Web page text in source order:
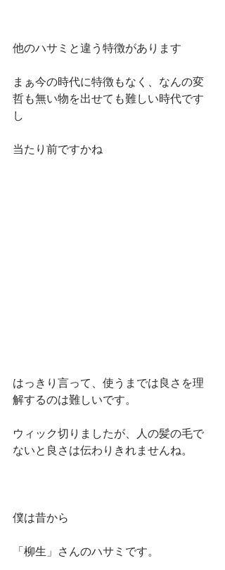
他のハサミと違う特徴があります
まぁ今の時代に特徴もなく、なんの変
哲も無い物を出せても難しい時代です
し
当たり前ですかね
はっきり言って、使うまでは良さを理
解するのは難しいです。
ウィック切りましたが、人の髪の毛で
ないと良さは伝わりきれませんね。
僕は昔から
「柳生」さんのハサミです。